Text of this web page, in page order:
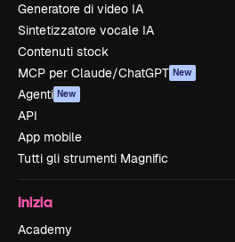
Generatore di video IA
Sintetizzatore vocale IA
Contenuti stock
MCP per Claude/ChatGPT New
Agenti New
API
App mobile
Tutti gli strumenti Magnific
Inizia
Academy